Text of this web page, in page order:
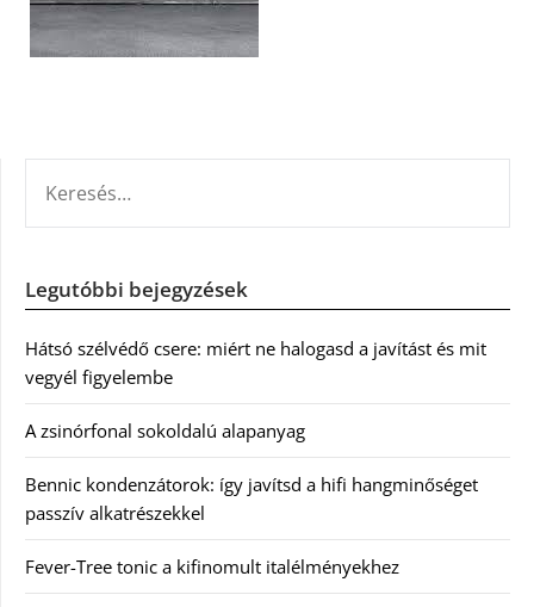
Legutóbbi bejegyzések
Hátsó szélvédő csere: miért ne halogasd a javítást és mit
vegyél figyelembe
A zsinórfonal sokoldalú alapanyag
Bennic kondenzátorok: így javítsd a hifi hangminőséget
passzív alkatrészekkel
Fever-Tree tonic a kifinomult italélményekhez